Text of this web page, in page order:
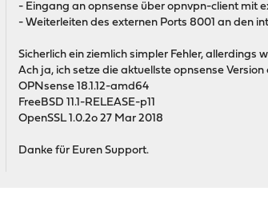
- Eingang an opnsense über opnvpn-client mit
- Weiterleiten des externen Ports 8001 an den
Sicherlich ein ziemlich simpler Fehler, allerdings
Ach ja, ich setze die aktuellste opnsense Version
OPNsense 18.1.12-amd64
FreeBSD 11.1-RELEASE-p11
OpenSSL 1.0.2o 27 Mar 2018
Danke für Euren Support.